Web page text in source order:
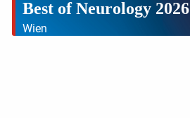
Best of Neurology 2026
Wien